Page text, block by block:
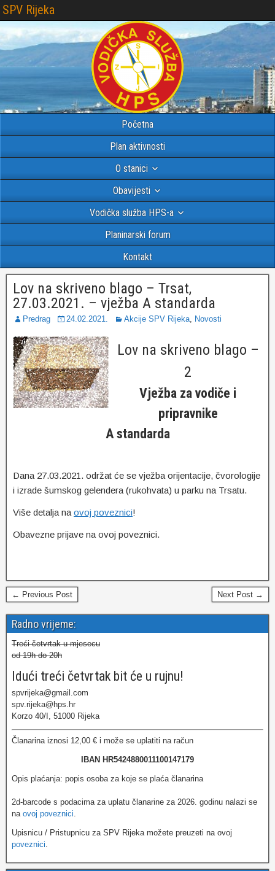
SPV Rijeka
Početna
Plan aktivnosti
O stanici
Obavijesti
Vodička služba HPS-a
Planinarski forum
Kontakt
Lov na skriveno blago – Trsat,
27.03.2021. – vježba A standarda
Predrag 24.02.2021. Akcije SPV Rijeka, Novosti
Lov na skriveno blago –
2
Vježba za vodiče i
pripravnike
A standarda
Dana 27.03.2021. održat će se vježba orijentacije, čvorologije
i izrade šumskog gelendera (rukohvata) u parku na Trsatu.
Više detalja na ovoj poveznici!
Obavezne prijave na ovoj poveznici.
← Previous Post Next Post →
Radno vrijeme:
Treći četvrtak u mjesecu
od 19h do 20h
Idući treći četvrtak bit će u rujnu!
spvrijeka@gmail.com
spv.rijeka@hps.hr
Korzo 40/I, 51000 Rijeka
Članarina iznosi 12,00 € i može se uplatiti na račun
IBAN HR5424880011100147179
Opis plaćanja: popis osoba za koje se plaća članarina
2d-barcode s podacima za uplatu članarine za 2026. godinu nalazi se
na ovoj poveznici
Upisnicu / Pristupnicu za SPV Rijeka možete preuzeti na ovoj
poveznici